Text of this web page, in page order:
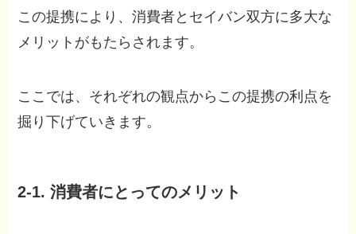
この提携により、消費者とセイバン双方に多大な
メリットがもたらされます。
ここでは、それぞれの観点からこの提携の利点を
掘り下げていきます。
2-1. 消費者にとってのメリット